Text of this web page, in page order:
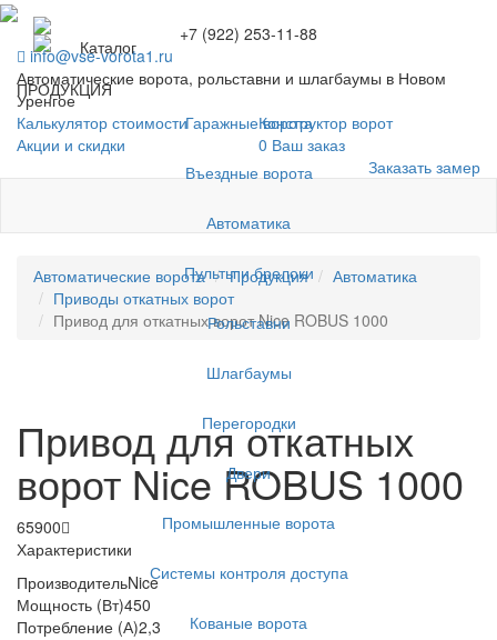
Каталог
ПРОДУКЦИЯ
Гаражные ворота
Въездные ворота
Автоматика
Пульты и брелоки
Рольставни
Шлагбаумы
Перегородки
Двери
Промышленные ворота
Системы контроля доступа
Кованые ворота
+7 (922) 253-11-88
info@vse-vorota1.ru
Автоматические ворота, рольставни и шлагбаумы в Новом
Уренгое
Калькулятор стоимости
Конструктор ворот
Акции и скидки
0 Ваш заказ
Заказать замер
Автоматические ворота Продукция
Автоматика
Приводы откатных ворот
Привод для откатных ворот Nice ROBUS 1000
Привод для откатных
ворот Nice ROBUS 1000
65900
Характеристики
ПроизводительNice
Мощность (Вт)450
Потребление (А)2,3